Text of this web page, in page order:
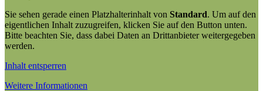
Sie sehen gerade einen Platzhalterinhalt von Standard. Um auf den
eigentlichen Inhalt zuzugreifen, klicken Sie auf den Button unten.
Bitte beachten Sie, dass dabei Daten an Drittanbieter weitergegeben
werden.
Inhalt entsperren
Weitere Informationen